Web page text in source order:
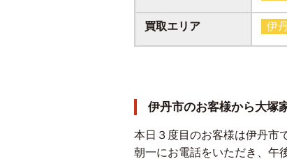
買取エリア 伊
伊丹市のお客様から大塚
本日３度目のお客様は伊丹市
朝一にお電話をいただき、午